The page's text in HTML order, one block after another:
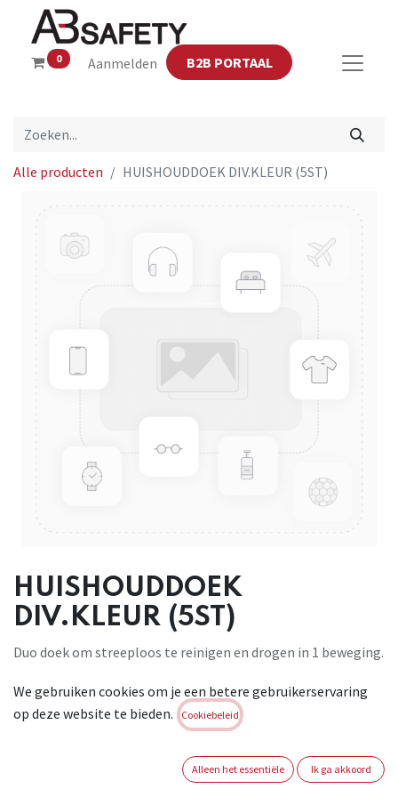
0 Aanmelden B2B PORTAAL
Alle producten HUISHOUDDOEK DIV.KLEUR (5ST)
HUISHOUDDOEK
DIV.KLEUR (5ST)
Duo doek om streeploos te reinigen en drogen in 1 beweging.
polyurethaan voor de absorptie. De doek is geschikt voor alle
oppervlakten en kan zowel droog als vochtig gebruikt
We gebruiken cookies om je een betere gebruikerservaring
op deze website te bieden.
Cookiebeleid
Alleen het essentiële Ik ga akkoord